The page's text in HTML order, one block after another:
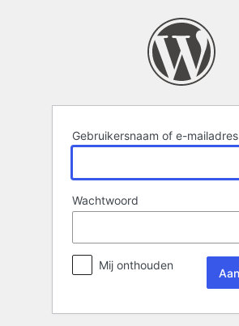
Gebruikersnaam of e-mailadres
Wachtwoord
Mij onthouden